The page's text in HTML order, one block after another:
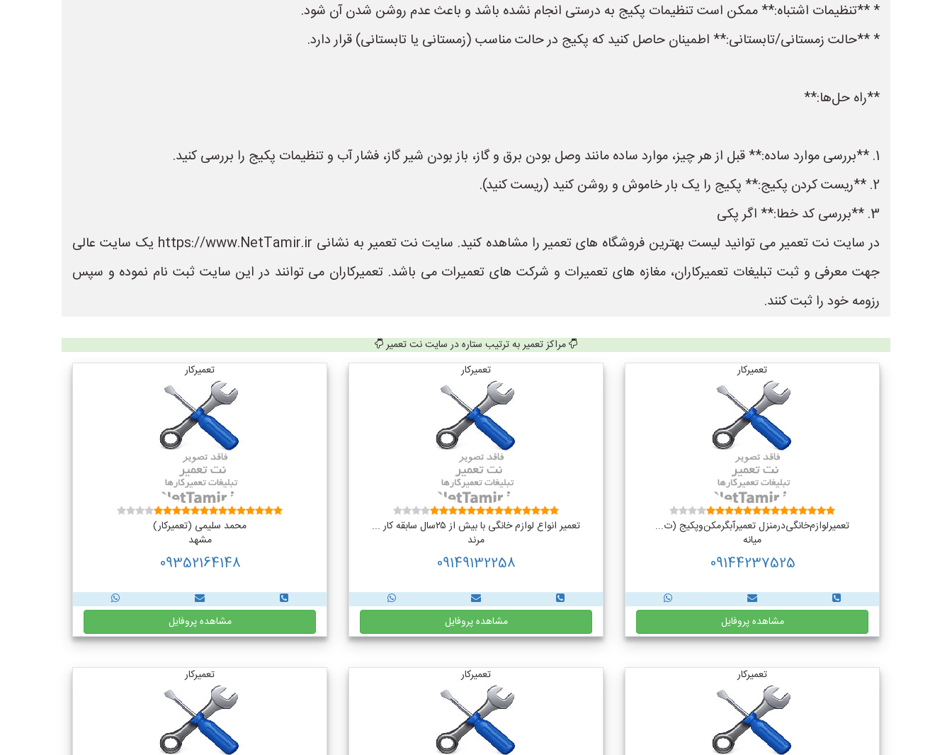
* **تنظیمات اشتباه:** ممکن است تنظیمات پکیج به درستی انجام نشده باشد و باعث عدم روشن شدن آن شود.
* **حالت زمستانی/تابستانی:** اطمینان حاصل کنید که پکیج در حالت مناسب (زمستانی یا تابستانی) قرار دارد.
**راه حل‌ها:**
1. **بررسی موارد ساده:** قبل از هر چیز، موارد ساده مانند وصل بودن برق و گاز، باز بودن شیر گاز، فشار آب و تنظیمات پکیج را بررسی کنید.
2. **ریست کردن پکیج:** پکیج را یک بار خاموش و روشن کنید (ریست کنید).
3. **بررسی کد خطا:** اگر پکی
در سایت نت تعمیر می توانید لیست بهترین فروشگاه های تعمیر را مشاهده کنید. سایت نت تعمیر به نشانی https://www.NetTamir.ir یک سایت عالی
جهت معرفی و ثبت تبلیغات تعمیرکاران، مغازه های تعمیرات و شرکت های تعمیرات می باشد. تعمیرکاران می توانند در این سایت ثبت نام نموده و سپس
رزومه خود را ثبت کنند.
مراکز تعمیر به ترتیب ستاره در سایت نت تعمیر
تعمیرکار
تعمیر‌لوازم‌‌خانگی‌در‌منزل‌ تعمیر‌آبگرمکن‌وپکیج (ت...
میانه
09144237525
مشاهده پروفایل
تعمیرکار
تعمیر انواع لوازم خانگی با بیش از ۲۵سال سابقه کار ...
مرند
09149132258
مشاهده پروفایل
تعمیرکار
محمد سلیمی (تعمیرکار)
مشهد
09352164148
مشاهده پروفایل
تعمیرکار تعمیرکار تعمیرکار